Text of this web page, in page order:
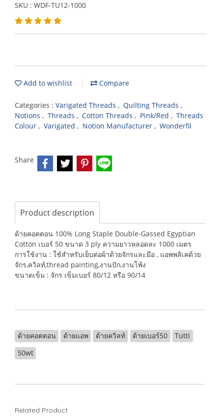
SKU : WDF-TU12-1000
Add to wishlist Compare
Categories : Varigated Threads , Quilting Threads ,
Notions , Threads , Cotton Threads , Pink/Red , Threads
Colour , Varigated , Notion Manufacturer , Wonderfil
Share
Product description
ด้ายคอตตอน 100% Long Staple Double-Gassed Egyptian
Cotton เบอร์ 50 ขนาด 3 ply ความยาวหลอดละ 1000 เมตร
การใช้งาน : ใช้สำหรับเย็บต่อผ้าด้วยจักรและมือ , แอพพลิเคด้วย
จักร,ควิลท์,thread painting,งานปัก,งานโพ้ง
ขนาดเข็ม : จักร เข็มเบอร์ 80/12 หรือ 90/14
ด้ายคอตตอน ด้ายแอพ ด้ายควิลท์ ด้ายเบอร์50
Tutti
50wt
Related Product